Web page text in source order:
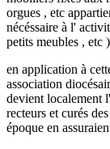
orgues , etc
nécéssaire à l'
petits meubles , etc
en application à
association
devient localement
recteurs et curés
époque en